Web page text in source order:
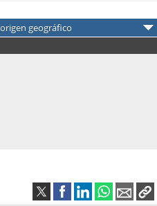
geográfico